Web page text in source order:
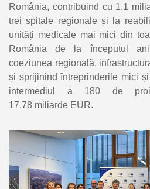
România, contribuind cu 1,1
trei spitale regionale și la
unități medicale mai mici din
România de la începutul
coeziunea regională,
și sprijinind întreprinderile mici
intermediul a 180 de
17,78 miliarde EUR.